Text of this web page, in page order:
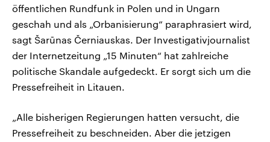
öffentlichen Rundfunk in Polen und in Ungarn
geschah und als „Orbanisierung“ paraphrasiert wird,
sagt Šarūnas Černiauskas. Der Investigativjournalist
der Internetzeitung „15 Minuten“ hat zahlreiche
politische Skandale aufgedeckt. Er sorgt sich um die
Pressefreiheit in Litauen.
„Alle bisherigen Regierungen hatten versucht, die
Pressefreiheit zu beschneiden. Aber die jetzigen